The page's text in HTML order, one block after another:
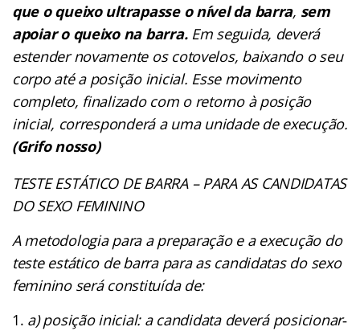
que o queixo ultrapasse o nível da barra, sem
apoiar o queixo na barra.Em seguida, deverá
estender novamente os cotovelos, baixando o seu
corpo até a posição inicial. Esse movimento
completo, finalizado com o retorno à posição
inicial, corresponderá a uma unidade de execução.
(Grifo nosso)
TESTE ESTÁTICO DE BARRA – PARA AS CANDIDATAS
DO SEXO FEMININO
A metodologia para a preparação e a execução do
teste estático de barra para as candidatas do sexo
feminino será constituída de:
a) posição inicial: a candidata deverá posicionar‐